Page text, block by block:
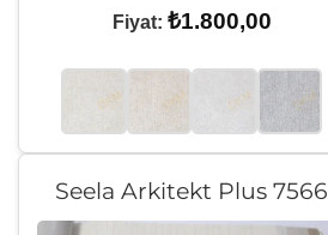
Fiyat: ₺1.800,00
Seela Arkitekt Plus 7566